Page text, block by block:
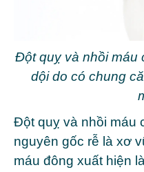
Đột quỵ và nhồi máu
dội do có chung
Đột quỵ và nhồi máu
nguyên gốc rễ là xơ
máu đông xuất hiện